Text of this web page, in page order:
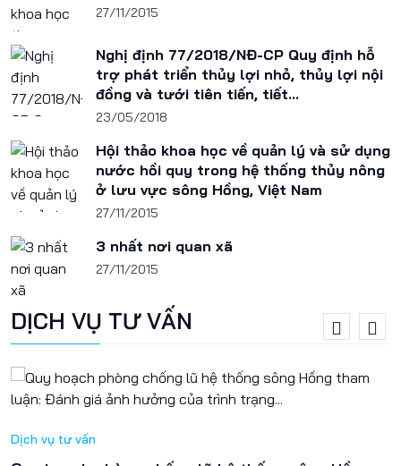
27/11/2015
Nghị định 77/2018/NĐ-CP Quy định hỗ
trợ phát triển thủy lợi nhỏ, thủy lợi nội
đồng và tưới tiên tiến, tiết...
23/05/2018
Hội thảo khoa học về quản lý và sử dụng
nước hồi quy trong hệ thống thủy nông
ở lưu vực sông Hồng, Việt Nam
27/11/2015
3 nhất nơi quan xã
27/11/2015
DỊCH VỤ TƯ VẤN
Dịch vụ tư vấn